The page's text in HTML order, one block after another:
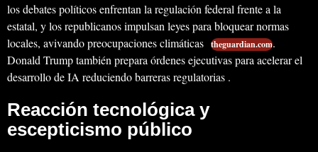
los debates políticos enfrentan la regulación federal frente a la
estatal, y los republicanos impulsan leyes para bloquear normas
locales, avivando preocupaciones climáticas theguardian.com.
Donald Trump también prepara órdenes ejecutivas para acelerar el
desarrollo de IA reduciendo barreras regulatorias .
Reacción tecnológica y
escepticismo público